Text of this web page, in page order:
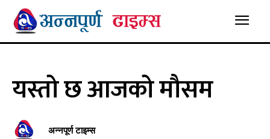
यस्तो छ आजको मौसम
अन्नपूर्ण टाइम्स